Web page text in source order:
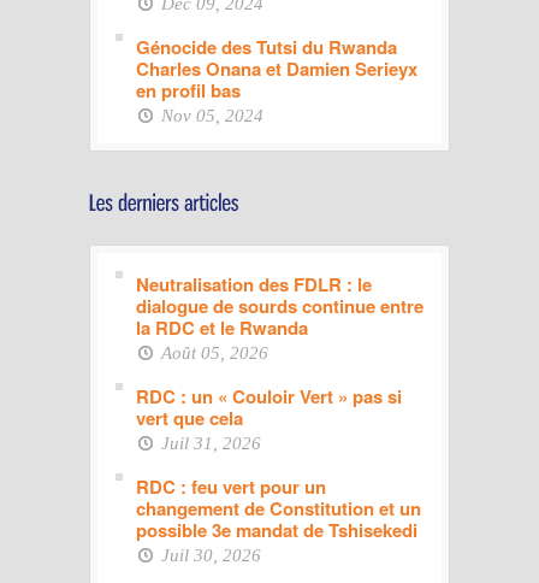
Génocide des Tutsi du Rwanda
Charles Onana et Damien Serieyx
en profil bas
Nov 05, 2024
Neutralisation des FDLR : le
dialogue de sourds continue entre
la RDC et le Rwanda
Août 05, 2026
RDC : un « Couloir Vert » pas si
vert que cela
Juil 31, 2026
RDC : feu vert pour un
changement de Constitution et un
possible 3e mandat de Tshisekedi
Juil 30, 2026